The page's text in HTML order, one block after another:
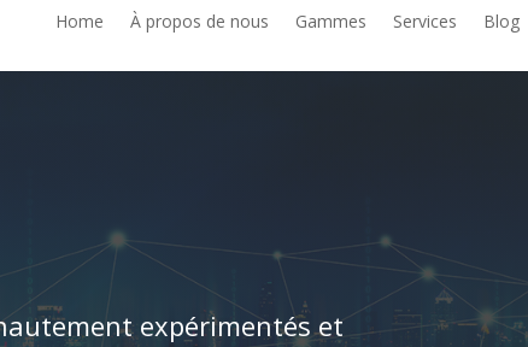
Home À propos de nous Gammes Services Blog
expérimentés et